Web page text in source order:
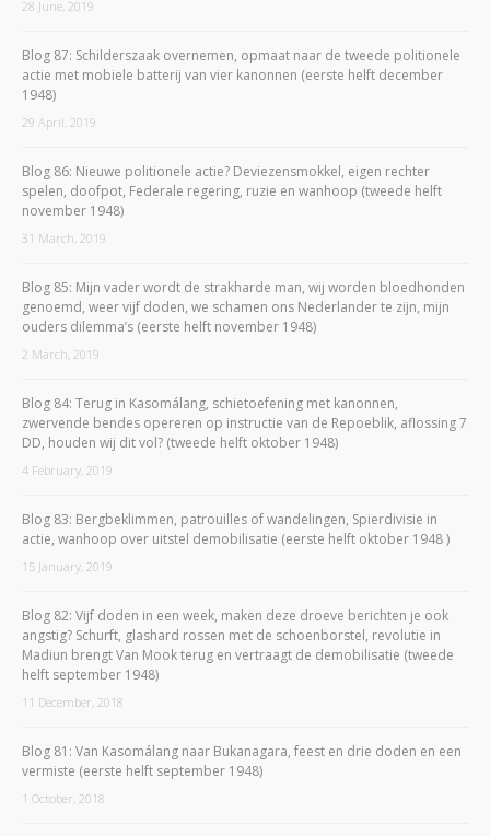
28 June, 2019
Blog 87: Schilderszaak overnemen, opmaat naar de tweede politionele
actie met mobiele batterij van vier kanonnen (eerste helft december
1948)
29 April, 2019
Blog 86: Nieuwe politionele actie? Deviezensmokkel, eigen rechter
spelen, doofpot, Federale regering, ruzie en wanhoop (tweede helft
november 1948)
31 March, 2019
Blog 85: Mijn vader wordt de strakharde man, wij worden bloedhonden
genoemd, weer vijf doden, we schamen ons Nederlander te zijn, mijn
ouders dilemma’s (eerste helft november 1948)
2 March, 2019
Blog 84: Terug in Kasomálang, schietoefening met kanonnen,
zwervende bendes opereren op instructie van de Repoeblik, aflossing 7
DD, houden wij dit vol? (tweede helft oktober 1948)
4 February, 2019
Blog 83: Bergbeklimmen, patrouilles of wandelingen, Spierdivisie in
actie, wanhoop over uitstel demobilisatie (eerste helft oktober 1948 )
15 January, 2019
Blog 82: Vijf doden in een week, maken deze droeve berichten je ook
angstig? Schurft, glashard rossen met de schoenborstel, revolutie in
Madiun brengt Van Mook terug en vertraagt de demobilisatie (tweede
helft september 1948)
11 December, 2018
Blog 81: Van Kasomálang naar Bukanagara, feest en drie doden en een
vermiste (eerste helft september 1948)
1 October, 2018